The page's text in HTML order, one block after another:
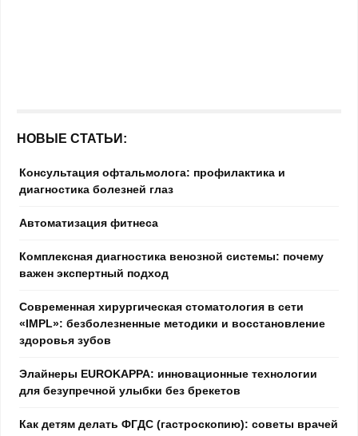
НОВЫЕ СТАТЬИ:
Консультация офтальмолога: профилактика и
диагностика болезней глаз
Автоматизация фитнеса
Комплексная диагностика венозной системы: почему
важен экспертный подход
Современная хирургическая стоматология в сети
«IMPL»: безболезненные методики и восстановление
здоровья зубов
Элайнеры EUROKAPPA: инновационные технологии
для безупречной улыбки без брекетов
Как детям делать ФГДС (гастроскопию): советы врачей